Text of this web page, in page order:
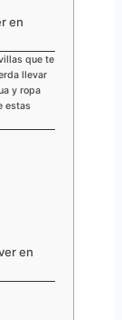
en
que te
llevar
y ropa
estas
en